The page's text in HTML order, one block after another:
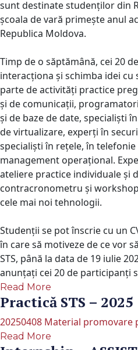
sunt destinate studenților din
școala de vară primește anul
Republica Moldova.
Timp de o săptămână, cei 20
interacționa și schimba idei cu
parte de activități practice
și de comunicații,
și de baze de date, specialiști
de virtualizare, experți în
specialiști în rețele, în
management operațional.
ateliere practice individuale și
contracronometru și
cele mai noi tehnologii.
Studenții se pot înscrie cu un
în care să motiveze de ce vor
STS, până la data de 19 iulie
anunțați cei 20 de participanți
Read More
Practică STS – 2025
20250408 Material promovare
Read More